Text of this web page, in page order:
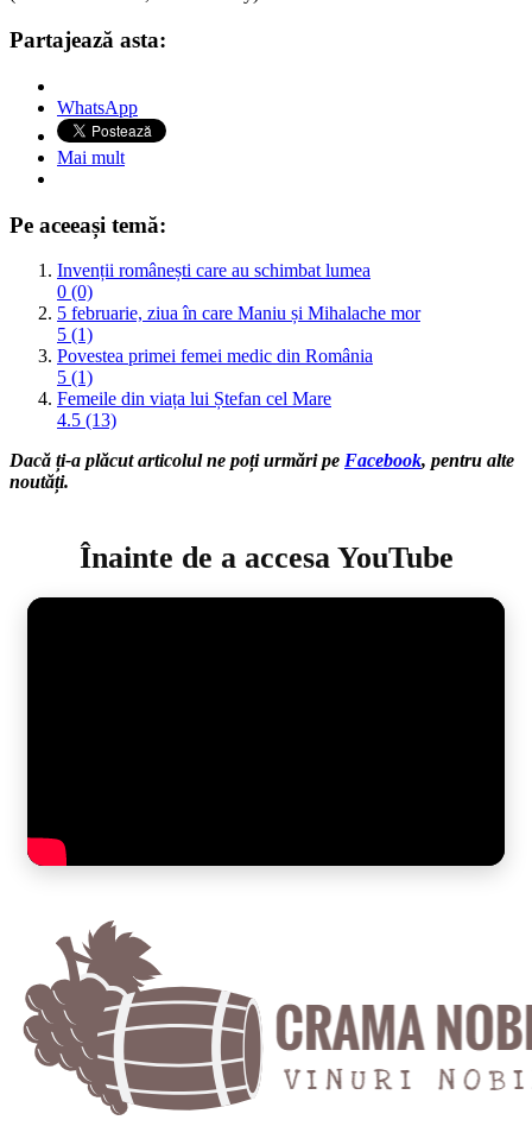
Partajează asta:
WhatsApp
Mai mult
Pe aceeași temă:
Invenții românești care au schimbat lumea
0 (0)
5 februarie, ziua în care Maniu și Mihalache mor
5 (1)
Povestea primei femei medic din România
5 (1)
Femeile din viața lui Ștefan cel Mare
4.5 (13)
Dacă ți-a plăcut articolul ne poți urmări pe Facebook, pentru alte
noutăți.
Înainte de a accesa YouTube